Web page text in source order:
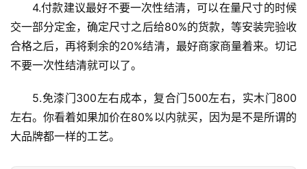
4.付款建议最好不要一次性结清，可以在量尺寸的时候
交一部分定金，确定尺寸之后给80%的货款，等安装完验收
合格之后，再将剩余的20%结清，最好商家商量着来。切记
不要一次性结清就可以了。
5.免漆门300左右成本，复合门500左右，实木门800
左右。你看着如果加价在80%以内就买，因为是不是所谓的
大品牌都一样的工艺。